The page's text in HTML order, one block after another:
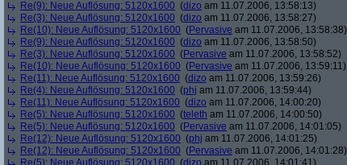
Re(9): Neue Auflösung: 5120x1600 (dizo am 11.07.2006, 13:58:13)
Re(3): Neue Auflösung: 5120x1600 (dizo am 11.07.2006, 13:58:27)
Re(10): Neue Auflösung: 5120x1600 (Pervasive am 11.07.2006, 13:58:38)
Re(9): Neue Auflösung: 5120x1600 (dizo am 11.07.2006, 13:58:50)
Re(3): Neue Auflösung: 5120x1600 (Pervasive am 11.07.2006, 13:58:52)
Re(10): Neue Auflösung: 5120x1600 (Pervasive am 11.07.2006, 13:59:11)
Re(11): Neue Auflösung: 5120x1600 (dizo am 11.07.2006, 13:59:26)
Re(4): Neue Auflösung: 5120x1600 (phj am 11.07.2006, 13:59:44)
Re(11): Neue Auflösung: 5120x1600 (dizo am 11.07.2006, 14:00:20)
Re(5): Neue Auflösung: 5120x1600 (teleth am 11.07.2006, 14:00:50)
Re(5): Neue Auflösung: 5120x1600 (Pervasive am 11.07.2006, 14:01:05)
Re(12): Neue Auflösung: 5120x1600 (phj am 11.07.2006, 14:01:25)
Re(12): Neue Auflösung: 5120x1600 (Pervasive am 11.07.2006, 14:01:28)
Re(5): Neue Auflösung: 5120x1600 (dizo am 11.07.2006, 14:01:41)